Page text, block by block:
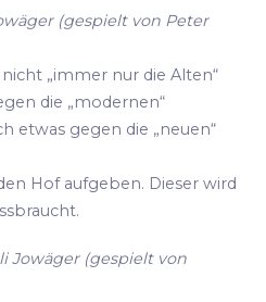
(gespielt von Peter
„immer nur die Alten“
die „modernen“
etwas gegen die „neuen“
Hof aufgeben. Dieser wird
Jowäger (gespielt von